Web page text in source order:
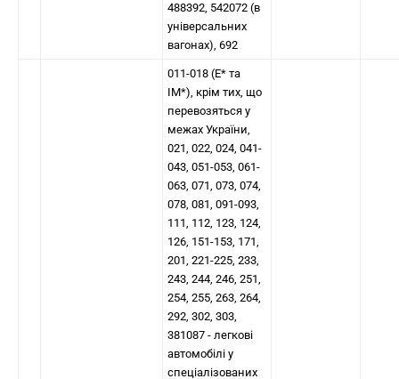
488392, 542072 (в
універсальних
вагонах), 692
011-018 (Е* та
ІМ*), крім тих, що
перевозяться у
межах України,
021, 022, 024, 041-
043, 051-053, 061-
063, 071, 073, 074,
078, 081, 091-093,
111, 112, 123, 124,
126, 151-153, 171,
201, 221-225, 233,
243, 244, 246, 251,
254, 255, 263, 264,
292, 302, 303,
381087 - легкові
автомобілі у
спеціалізованих